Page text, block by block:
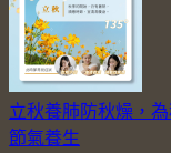
立秋養肺防秋燥，
節氣養生